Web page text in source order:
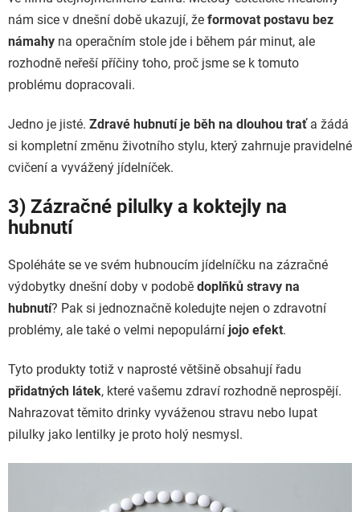
nám sice v dnešní době ukazují, že formovat postavu bez
námahy na operačním stole jde i během pár minut, ale
rozhodně neřeší příčiny toho, proč jsme se k tomuto
problému dopracovali.
Jedno je jisté. Zdravé hubnutí je běh na dlouhou traťa žádá
si kompletní změnu životního stylu, který zahrnuje pravidelné
cvičení a vyvážený jídelníček.
3) Zázračné pilulky a koktejly na
hubnutí
Spoléháte se ve svém hubnoucím jídelníčku na zázračné
výdobytky dnešní doby v podobě doplňků stravy na
hubnutí? Pak si jednoznačně koledujte nejen o zdravotní
problémy, ale také o velmi nepopulární jojo efekt.
Tyto produkty totiž v naprosté většině obsahují řadu
přidatných látek, které vašemu zdraví rozhodně neprospějí.
Nahrazovat těmito drinky vyváženou stravu nebo lupat
pilulky jako lentilky je proto holý nesmysl.